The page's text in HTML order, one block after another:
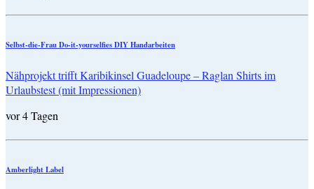
Selbst-die-Frau Do-it-yourselfies DIY Handarbeiten
Nähprojekt trifft Karibikinsel Guadeloupe – Raglan Shirts im
Urlaubstest (mit Impressionen)
vor 4 Tagen
Amberlight Label